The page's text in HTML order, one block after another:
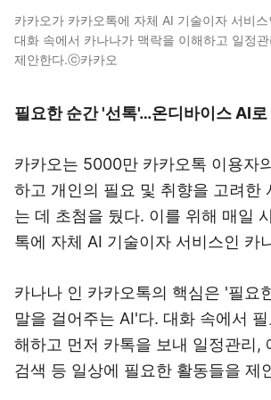
카카오가 카카오톡에 자체 AI 기술이자 서비
대화 속에서 카나나가 맥락을 이해하고 일정
제안한다.ⓒ카카오
필요한 순간 '선톡'…온디바이스 AI
카카오는 5000만 카카오톡 이용자
하고 개인의 필요 및 취향을 고려한
는 데 초첨을 뒀다. 이를 위해 매일
톡에 자체 AI 기술이자 서비스인 카
카나나 인 카카오톡의 핵심은 '필요
말을 걸어주는 AI'다. 대화 속에서
해하고 먼저 카톡을 보내 일정관리,
검색 등 일상에 필요한 활동들을 제